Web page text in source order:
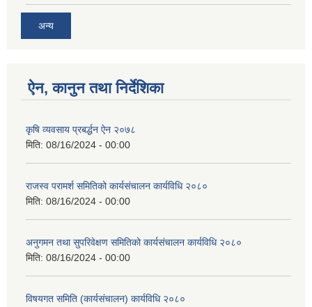
अन्य
ऐन, कानुन तथा निर्देशिका
कृषि व्यवसाय प्रबर्द्धन ऐन २०७८
मिति: 08/16/2024 - 00:00
राजस्व परामर्श समितिको कार्यसंचालन कार्यविधि २०८०
मिति: 08/16/2024 - 00:00
अनुगमन तथा सुपरिवेक्षण समितिको कार्यसंचालन कार्यविधि २०८०
मिति: 08/16/2024 - 00:00
विषयगत समिति (कार्यसंचालन) कार्यविधि २०८०